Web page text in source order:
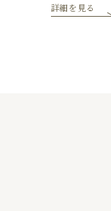
詳細を見る